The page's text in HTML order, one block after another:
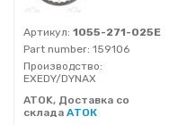
Артикул: 1055-271-025E
Part number: 159106
Производство:
EXEDY/DYNAX
ATOK, Доставка со
склада АТОК